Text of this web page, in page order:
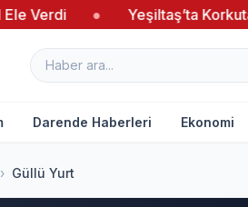
Verdi Yeşiltaş’ta Korkutan
Darende Haberleri Ekonomi
› Güllü Yurt